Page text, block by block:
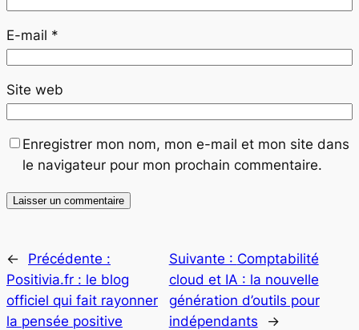
E-mail *
Site web
Enregistrer mon nom, mon e-mail et mon site dans
le navigateur pour mon prochain commentaire.
←
Précédente :
Positivia.fr : le blog
officiel qui fait rayonner
la pensée positive
Suivante : Comptabilité
cloud et IA : la nouvelle
génération d’outils pour
indépendants
→